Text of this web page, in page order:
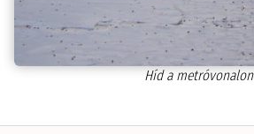
Híd a metróvonalon